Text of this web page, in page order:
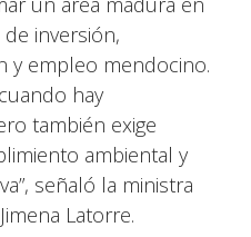
inversión,
y empleo mendocino.
hay
también exige
ambiental y
señaló la ministra
Latorre.